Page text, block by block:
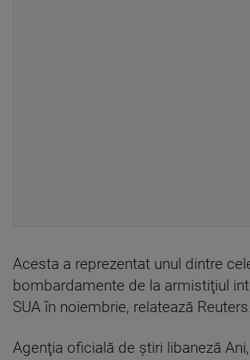
Acesta a reprezentat unul dintre
bombardamente de la armistiţiul
SUA în noiembrie, relatează Reuters.
Agenţia oficială de ştiri libaneză